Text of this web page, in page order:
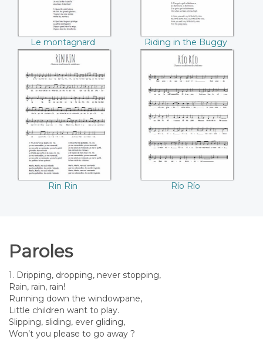
Le montagnard
(François Oyex-
Delafontaine / J.
Greith)
Riding in the Buggy
Rin Rin
Rin Rin
Río Río
Río Río
Paroles
1. Dripping, dropping, never stopping,
Rain, rain, rain!
Running down the windowpane,
Little children want to play.
Slipping, sliding, ever gliding,
Won’t you please to go away ?